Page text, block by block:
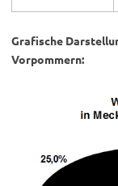
Grafische
Vorpommern: